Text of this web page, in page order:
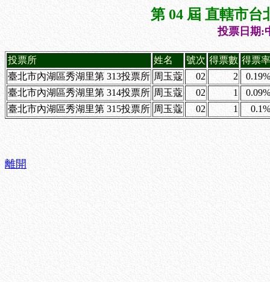
第 04 屆 直轄市台
投票日期:
投票所 姓名 號次 得票數 得票率
臺北市內湖區秀湖里第 313投票所 周玉蔻 02 2
0.19%
臺北市內湖區秀湖里第 314投票所 周玉蔻 02 1
0.09%
臺北市內湖區秀湖里第 315投票所 周玉蔻 02 1 0.1%
離開